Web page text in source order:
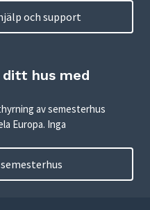
och support
hus med
av semesterhus
Europa. Inga